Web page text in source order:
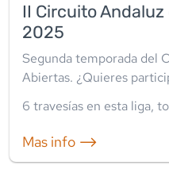
II Circuito
2025
Segunda temporada del
Abiertas. ¿Quieres
6 travesías en esta liga,
Mas info ⟶